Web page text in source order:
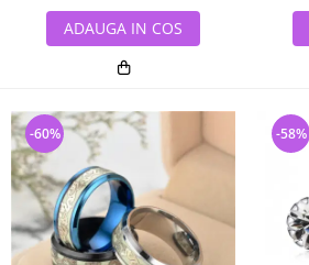
ADAUGA IN COS
-60% -58%